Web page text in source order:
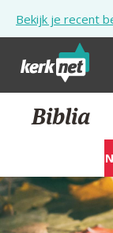
Bekijk je recent
KERK
Biblia